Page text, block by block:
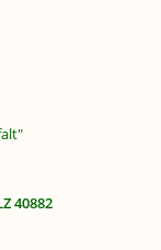
40882